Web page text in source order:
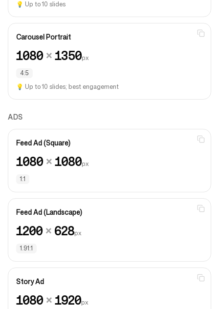
💡 Up to 10 slides
Carousel Portrait
1080×1350px
4:5
💡 Up to 10 slides; best engagement
ADS
Feed Ad (Square)
1080×1080px
1:1
Feed Ad (Landscape)
1200× 628px
1.91:1
Story Ad
1080×1920px